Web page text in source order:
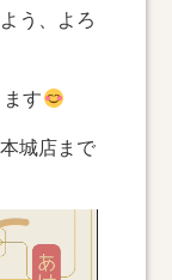
う、よろ
す
城店まで